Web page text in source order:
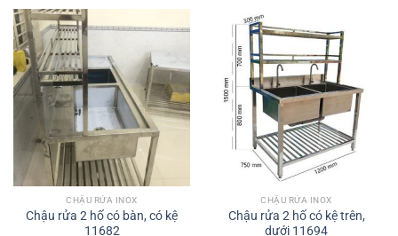
CHẬU RỬA INOX
Chậu rửa 2 hố có bàn, có kệ
11682
CHẬU RỬA INOX
Chậu rửa 2 hố có kệ trên,
dưới 11694